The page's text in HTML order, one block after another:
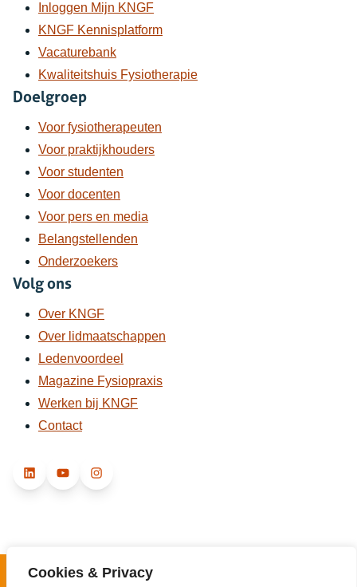
Cookies & Privacy
Inloggen Mijn KNGF
KNGF Kennisplatform
Vacaturebank
Kwaliteitshuis Fysiotherapie
Doelgroep
Voor fysiotherapeuten
Voor praktijkhouders
Voor studenten
Voor docenten
Voor pers en media
Belangstellenden
Onderzoekers
Volg ons
Over KNGF
Over lidmaatschappen
Ledenvoordeel
Magazine Fysiopraxis
Werken bij KNGF
Contact
LinkedIn YouTube Instagram